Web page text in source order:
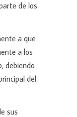
de los
a que
a los
debiendo
del
sus